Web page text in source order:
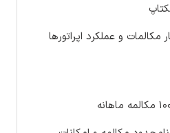
و عملکرد اپراتورها